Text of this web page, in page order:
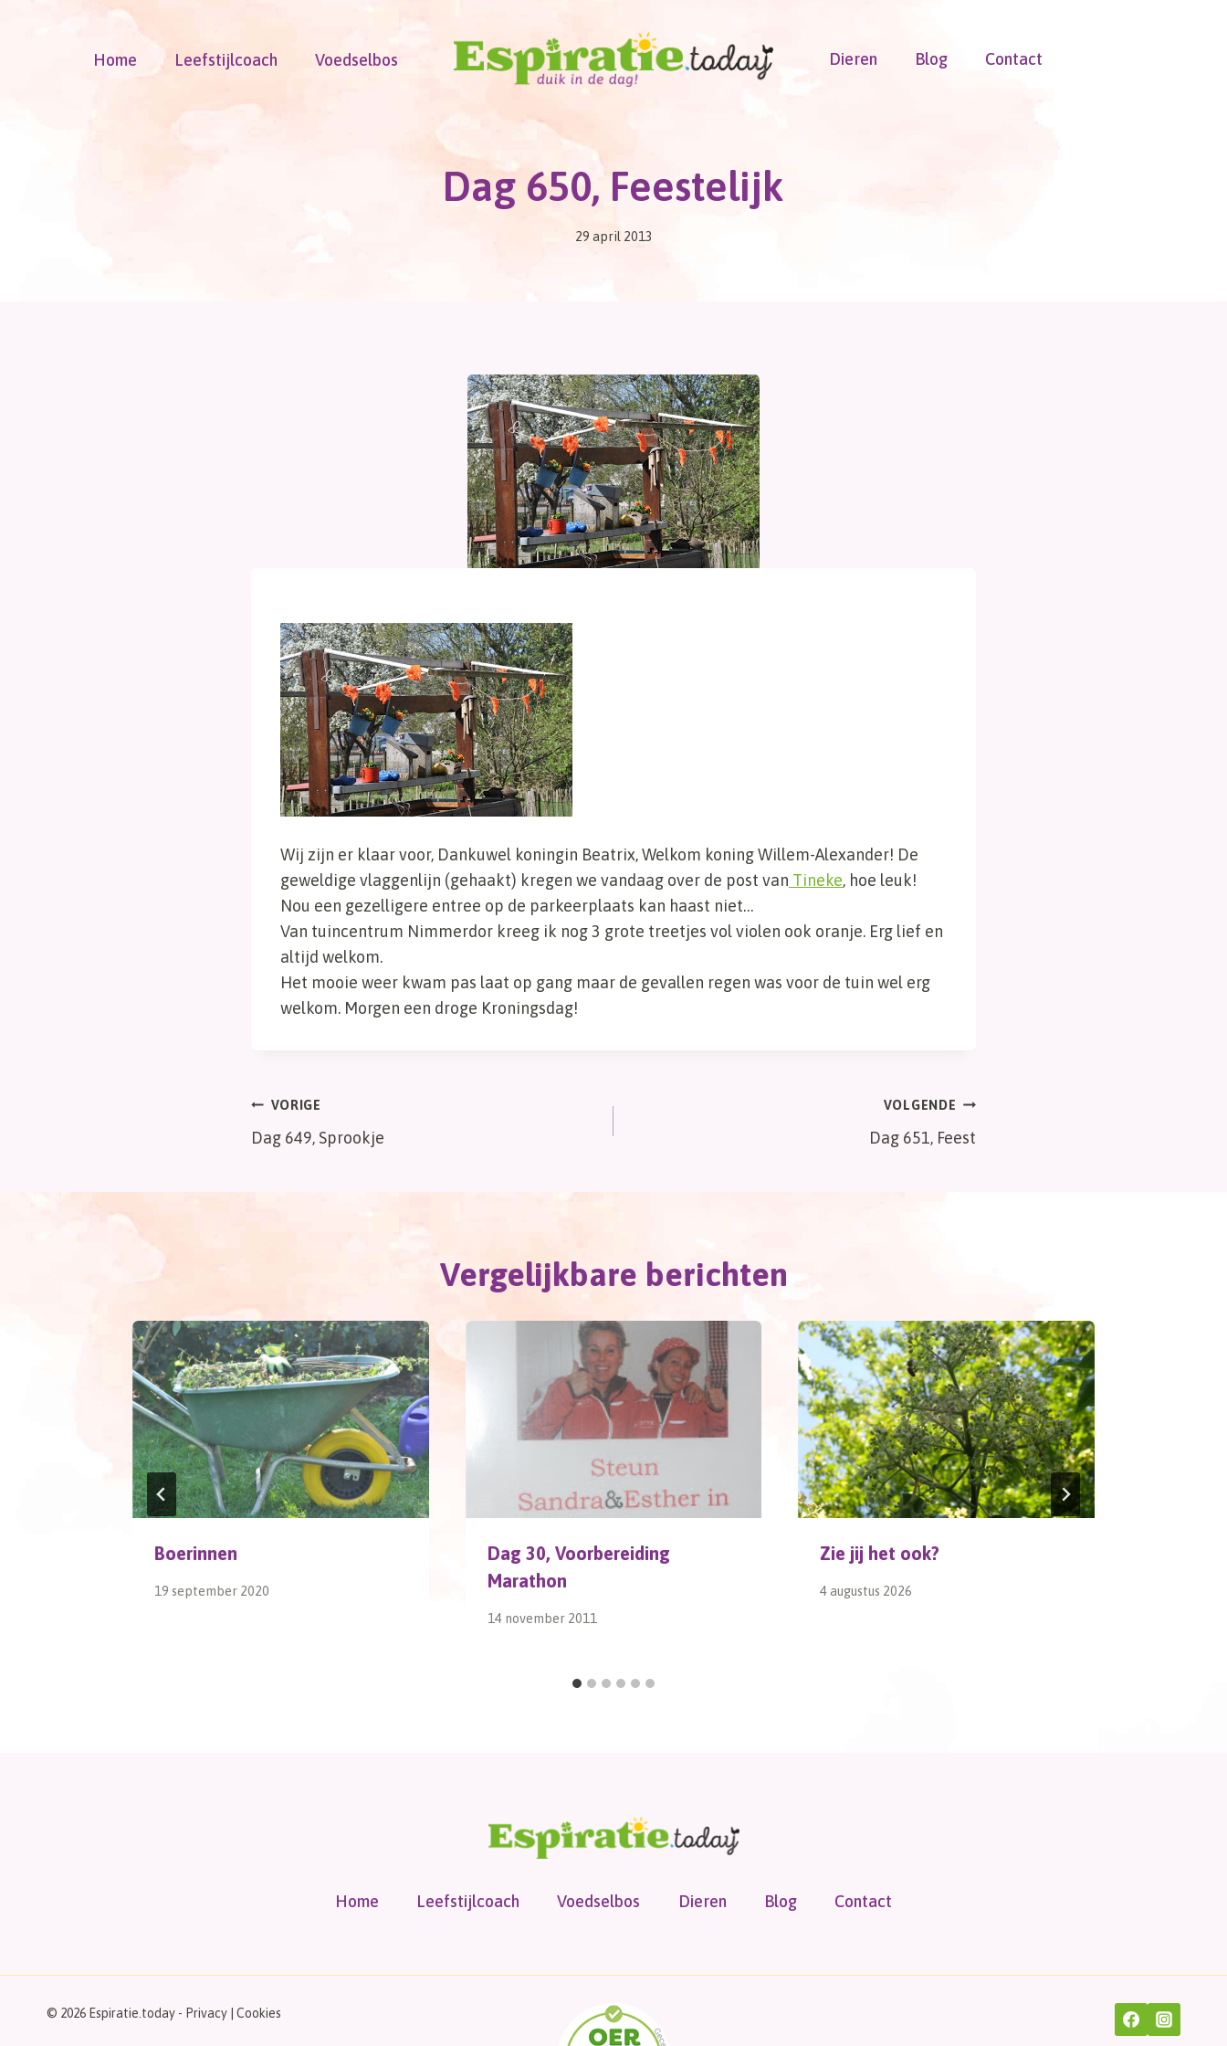
Home Leefstijlcoach Voedselbos Dieren Blog Contact
Dag 650, Feestelijk
29 april 2013
Wij zijn er klaar voor, Dankuwel koningin Beatrix, Welkom koning Willem-Alexander! De
geweldige vlaggenlijn (gehaakt) kregen we vandaag over de post van Tineke, hoe leuk!
Nou een gezelligere entree op de parkeerplaats kan haast niet…
Van tuincentrum Nimmerdor kreeg ik nog 3 grote treetjes vol violen ook oranje. Erg lief en
altijd welkom.
Het mooie weer kwam pas laat op gang maar de gevallen regen was voor de tuin wel erg
welkom. Morgen een droge Kroningsdag!
Bericht
VORIGE
Dag 649, Sprookje
VOLGENDE
Dag 651, Feest
Vergelijkbare berichten
Boerinnen
19 september 2020
Dag 30, Voorbereiding
Marathon
14 november 2011
Zie jij het ook?
4 augustus 2026
Home Leefstijlcoach Voedselbos Dieren Blog Contact
© 2026 Espiratie.today - Privacy Cookies